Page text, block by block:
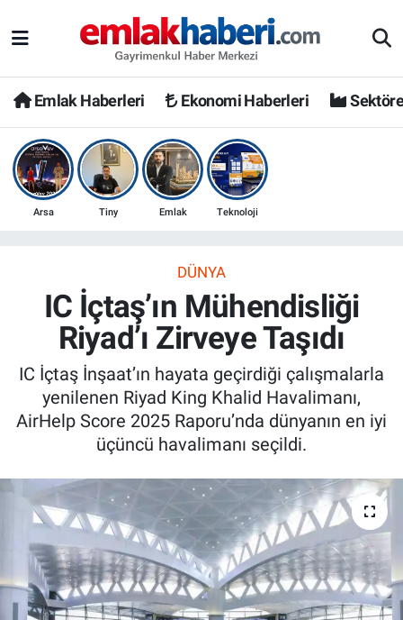
Emlak Haberleri Ekonomi Haberleri
Arsa Tiny Emlak Teknoloji
DÜNYA
IC İçtaş’ın Mühendisliği
Riyad’ı Zirveye Taşıdı
IC İçtaş İnşaat’ın hayata geçirdiği çalışmalarla
yenilenen Riyad King Khalid Havalimanı,
AirHelp Score 2025 Raporu’nda dünyanın en iyi
üçüncü havalimanı seçildi.